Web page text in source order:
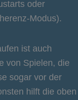
oder
Modus).
ist auch
von Spielen, die
sogar vor der
hilft die oben